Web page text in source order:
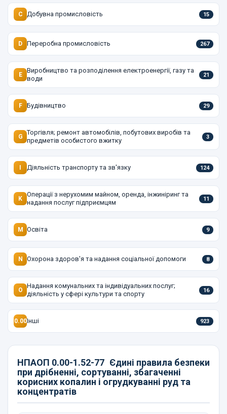
C Добувна промисловість 15
D Переробна промисловість 267
E
Виробництво та розподілення електроенергії, газу та
води
21
F Будівництво 29
G
Торгівля; ремонт автомобілів, побутових виробів та
предметів особистого вжитку
3
I Діяльність транспорту та зв'язку 124
K
Операції з нерухомим майном, оренда, інжиніринг та
надання послуг підприємцям
11
M Освіта 9
N Охорона здоров'я та надання соціальної допомоги 8
O
Надання комунальних та індивідуальних послуг;
діяльність у сфері культури та спорту
16
0.00Інші 923
НПАОП 0.00-1.52-77 Єдині правила безпеки
при дрібненні, сортуванні, збагаченні
корисних копалин і огрудкуванні руд та
концентратів